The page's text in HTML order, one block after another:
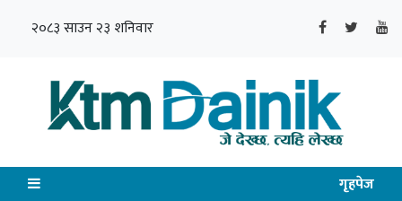
२०८३ साउन २३ शनिवार
गृहपेज